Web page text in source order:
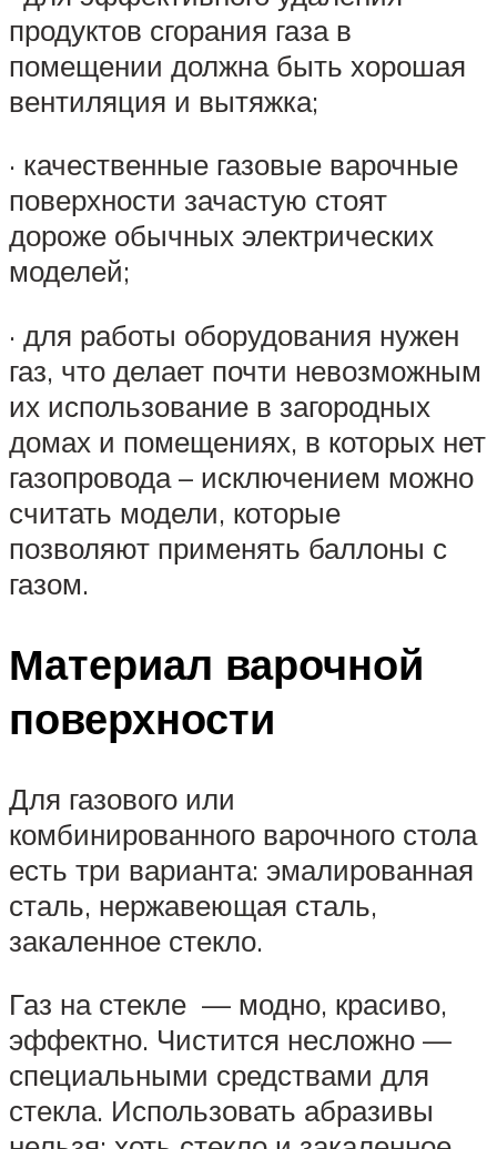
продуктов сгорания газа в
помещении должна быть хорошая
вентиляция и вытяжка;
· качественные газовые варочные
поверхности зачастую стоят
дороже обычных электрических
моделей;
· для работы оборудования нужен
газ, что делает почти невозможным
их использование в загородных
домах и помещениях, в которых нет
газопровода – исключением можно
считать модели, которые
позволяют применять баллоны с
газом.
Материал варочной
поверхности
Для газового или
комбинированного варочного стола
есть три варианта: эмалированная
сталь, нержавеющая сталь,
закаленное стекло.
Газ на стекле — модно, красиво,
эффектно. Чистится несложно —
специальными средствами для
стекла. Использовать абразивы